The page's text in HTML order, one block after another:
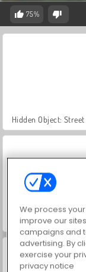
75%
Hidden Object:
ASMR Makeover &
We process
improve our
campaigns and
advertising. By
exercise your
privacy notice